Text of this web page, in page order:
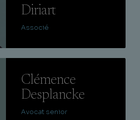
Diriart
Associé
Clémence
Desplancke
Avocat senior